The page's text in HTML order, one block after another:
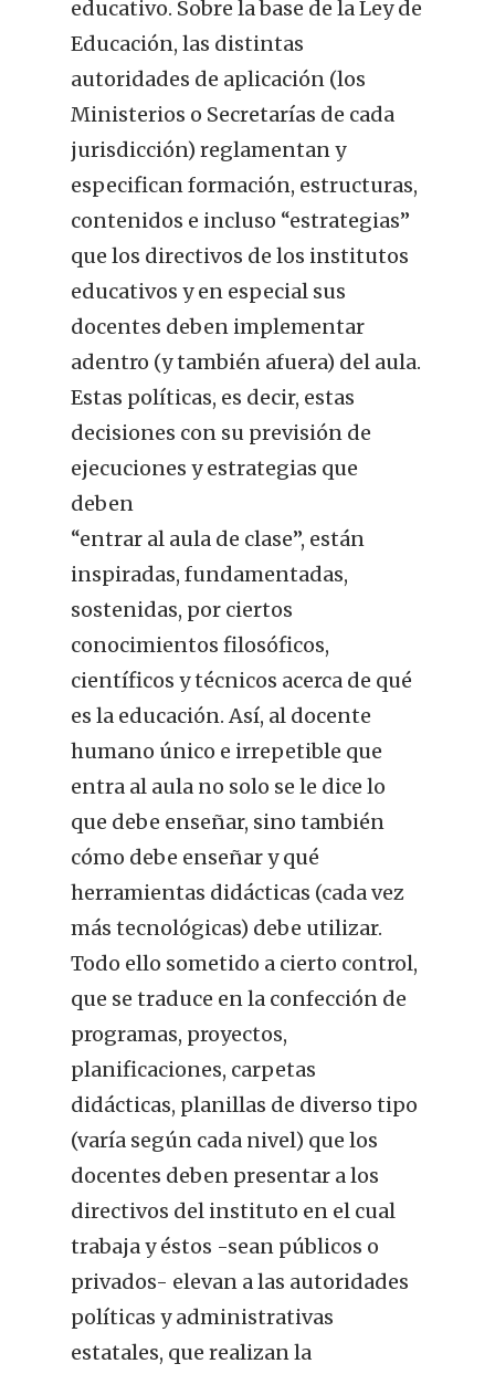
educativo. Sobre la base de la Ley de
Educación, las distintas
autoridades de aplicación (los
Ministerios o Secretarías de cada
jurisdicción) reglamentan y
especifican formación, estructuras,
contenidos e incluso “estrategias”
que los directivos de los institutos
educativos y en especial sus
docentes deben implementar
adentro (y también afuera) del aula.
Estas políticas, es decir, estas
decisiones con su previsión de
ejecuciones y estrategias que
deben
“entrar al aula de clase”, están
inspiradas, fundamentadas,
sostenidas, por ciertos
conocimientos filosóficos,
científicos y técnicos acerca de qué
es la educación. Así, al docente
humano único e irrepetible que
entra al aula no solo se le dice lo
que debe enseñar, sino también
cómo debe enseñar y qué
herramientas didácticas (cada vez
más tecnológicas) debe utilizar.
Todo ello sometido a cierto control,
que se traduce en la confección de
programas, proyectos,
planificaciones, carpetas
didácticas, planillas de diverso tipo
(varía según cada nivel) que los
docentes deben presentar a los
directivos del instituto en el cual
trabaja y éstos -sean públicos o
privados- elevan a las autoridades
políticas y administrativas
estatales, que realizan la